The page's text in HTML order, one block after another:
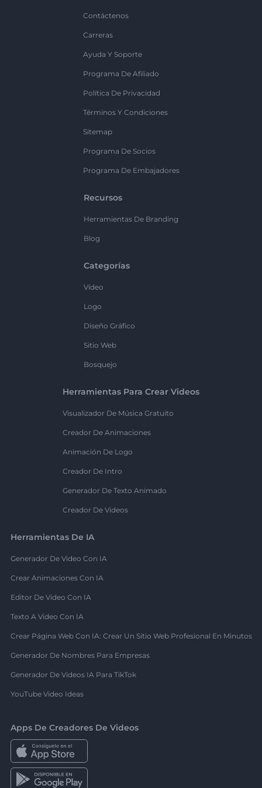
Contáctenos
Carreras
Ayuda Y Soporte
Programa De Afiliado
Política De Privacidad
Términos Y Condiciones
Sitemap
Programa De Socios
Programa De Embajadores
Recursos
Herramientas De Branding
Blog
Categorías
Vídeo
Logo
Diseño Gráfico
Sitio Web
Bosquejo
Herramientas Para Crear Videos
Visualizador De Música Gratuito
Creador De Animaciones
Animación De Logo
Creador De Intro
Generador De Texto Animado
Creador De Videos
Herramientas De IA
Generador De Video Con IA
Crear Animaciones Con IA
Editor De Video Con IA
Texto A Video Con IA
Crear Página Web Con IA: Crear Un Sitio Web Profesional En Minutos
Generador De Nombres Para Empresas
Generador De Videos IA Para TikTok
YouTube Video Ideas
Apps De Creadores De Videos